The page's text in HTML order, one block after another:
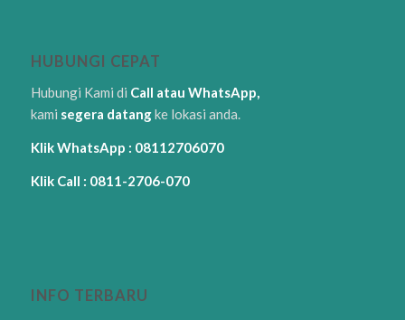
HUBUNGI CEPAT
Hubungi Kami di Call atau WhatsApp,
kami segera datangke lokasi anda.
Klik WhatsApp : 08112706070
Klik Call : 0811-2706-070
INFO TERBARU